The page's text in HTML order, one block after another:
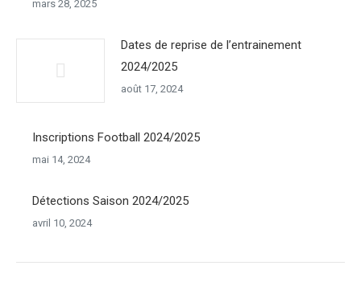
mars 28, 2025
Dates de reprise de l’entrainement
2024/2025
août 17, 2024
Inscriptions Football 2024/2025
mai 14, 2024
Détections Saison 2024/2025
avril 10, 2024